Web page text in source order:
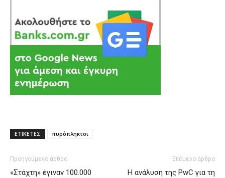
ΕΤΙΚΕΤΕΣ πυρόπληκτοι
Προηγούμενο άρθρο
«Στάχτη» έγιναν 100.000
Επόμενο άρθρο
H ανάλυση της PwC για τη